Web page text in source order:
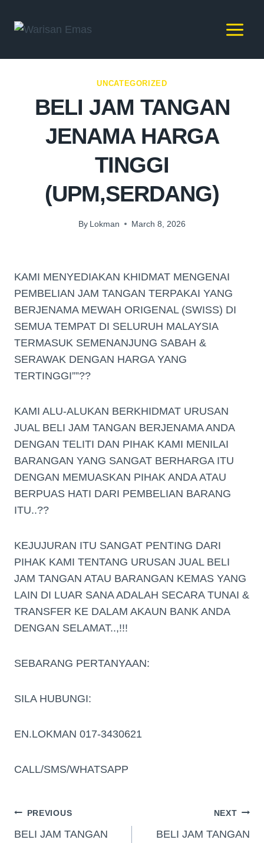
UNCATEGORIZED
BELI JAM TANGAN
JENAMA HARGA
TINGGI
(UPM,SERDANG)
By Lokman March 8, 2026
KAMI MENYEDIAKAN KHIDMAT MENGENAI
PEMBELIAN JAM TANGAN TERPAKAI YANG
BERJENAMA MEWAH ORIGENAL (SWISS) DI
SEMUA TEMPAT DI SELURUH MALAYSIA
TERMASUK SEMENANJUNG SABAH &
SERAWAK DENGAN HARGA YANG
TERTINGGI””??
KAMI ALU-ALUKAN BERKHIDMAT URUSAN
JUAL BELI JAM TANGAN BERJENAMA ANDA
DENGAN TELITI DAN PIHAK KAMI MENILAI
BARANGAN YANG SANGAT BERHARGA ITU
DENGAN MEMUASKAN PIHAK ANDA ATAU
BERPUAS HATI DARI PEMBELIAN BARANG
ITU..??
KEJUJURAN ITU SANGAT PENTING DARI
PIHAK KAMI TENTANG URUSAN JUAL BELI
JAM TANGAN ATAU BARANGAN KEMAS YANG
LAIN DI LUAR SANA ADALAH SECARA TUNAI &
TRANSFER KE DALAM AKAUN BANK ANDA
DENGAN SELAMAT..,!!!
SEBARANG PERTANYAAN:
SILA HUBUNGI:
EN.LOKMAN 017-3430621
CALL/SMS/WHATSAPP
PREVIOUS
BELI JAM TANGAN
NEXT
BELI JAM TANGAN